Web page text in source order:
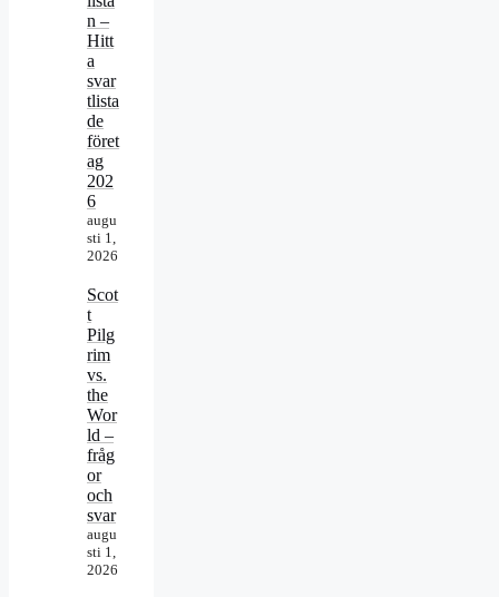
n –
Hitt
a
svar
tlista
de
föret
ag
202
6
augu
sti 1,
2026
Scot
t
Pilg
rim
vs.
the
Wor
ld –
fråg
or
och
svar
augu
sti 1,
2026